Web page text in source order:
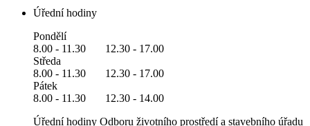
Úřední hodiny
Pondělí
8.00 - 11.30 12.30 - 17.00
Středa
8.00 - 11.30 12.30 - 17.00
Pátek
8.00 - 11.30 12.30 - 14.00
Úřední hodiny Odboru životního prostředí a stavebního úřadu